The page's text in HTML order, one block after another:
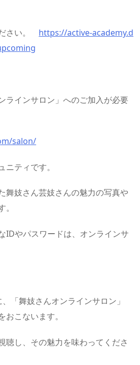
さい。 https://active-academy.d
ラインサロン」へのご加入が必要
salon/
ティです。
舞妓さん芸妓さんの魅力の写真や
IDやパスワードは、オンラインサ
「舞妓さんオンラインサロン」
こないます。
聴し、その魅力を味わってくださ